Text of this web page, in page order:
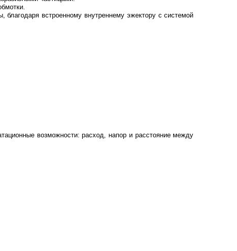
встроенному внутреннему эжектору с системой
возможности: расход, напор и расстояние между